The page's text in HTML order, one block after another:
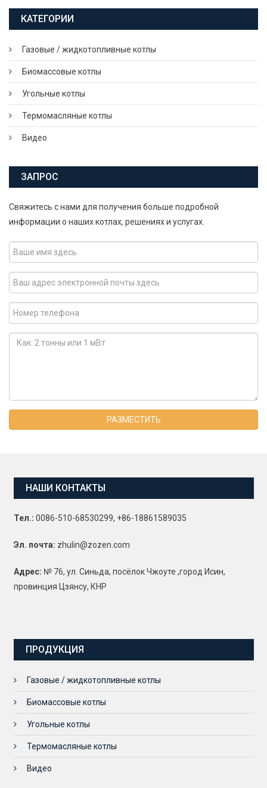
КАТЕГОРИИ
Газовые / жидкотопливные котлы
Биомассовые котлы
Угольные котлы
Термомасляные котлы
Видео
ЗАПРОС
Свяжитесь с нами для получения больше подробной
информации о наших котлах, решениях и услугах.
РАЗМЕСТИТЬ
НАШИ КОНТАКТЫ
Тел.: 0086-510-68530299, +86-18861589035
Эл. почта: zhulin@zozen.com
Адрес: № 76, ул. Синьда, посёлок Чжоуте ,город Исин,
провинция Цзянсу, КНР
ПРОДУКЦИЯ
Газовые / жидкотопливные котлы
Биомассовые котлы
Угольные котлы
Термомасляные котлы
Видео